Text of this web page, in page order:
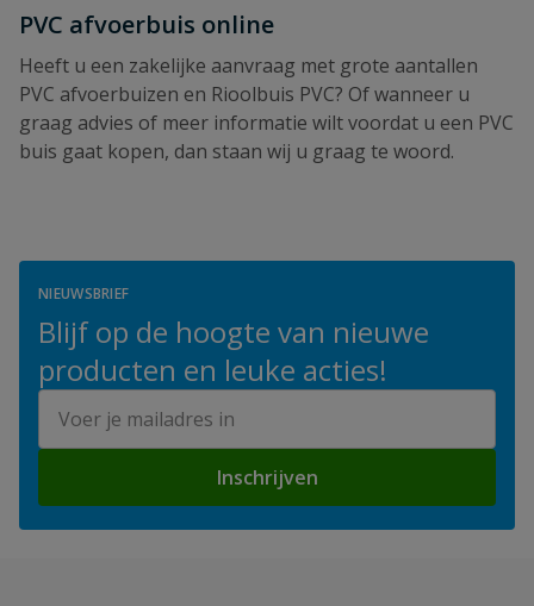
PVC afvoerbuis online
Heeft u een zakelijke aanvraag met grote aantallen
PVC afvoerbuizen en Rioolbuis PVC? Of wanneer u
graag advies of meer informatie wilt voordat u een PVC
buis gaat kopen, dan staan wij u graag te woord.
NIEUWSBRIEF
Blijf op de hoogte van nieuwe
producten en leuke acties!
Inschrijven